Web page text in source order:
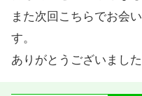
また次回こちらでお会
す。
ありがとうございました